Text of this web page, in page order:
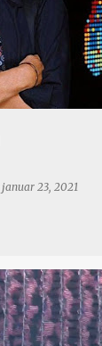
januar 23, 2021